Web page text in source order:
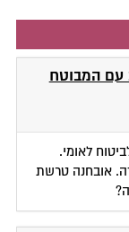
עם המבוטח
לאומי.
אובחנה טרשת